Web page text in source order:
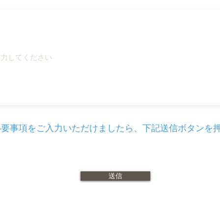
事項をご入力いただけましたら、下記送信ボタンを
送信